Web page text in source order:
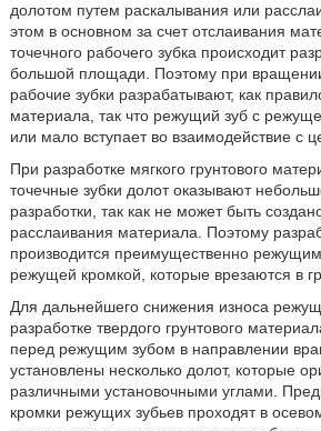
долотом путем раскалывания или
этом в основном за счет отслаивания
точечного рабочего зубка происходит
большой площади. Поэтому при
рабочие зубки разрабатывают, как
материала, так что режущий зуб с
или мало вступает во взаимодействие с
При разработке мягкого грунтового
точечные зубки долот оказывают
разработки, так как не может быть
расслаивания материала. Поэтому
производится преимущественно
режущей кромкой, которые врезаются в
Для дальнейшего снижения износа
разработке твердого грунтового
перед режущим зубом в направлении
установлены несколько долот, которые
различными установочными углами.
кромки режущих зубьев проходят в